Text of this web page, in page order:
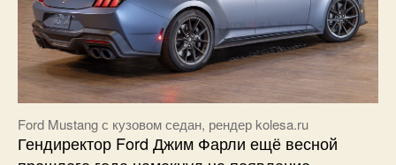
Ford Mustang с кузовом седан, рендер kolesa.ru
Гендиректор Ford Джим Фарли ещё весной